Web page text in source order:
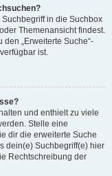
in die Suchbox
Themenansicht findest.
„Erweiterte Suche“-
ist.
und enthielt zu viele
Stelle eine
dir die erweiterte Suche
dein(e) Suchbegriff(e) hier
Rechtschreibung der